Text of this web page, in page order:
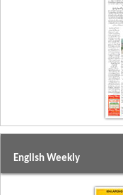
English Weekly